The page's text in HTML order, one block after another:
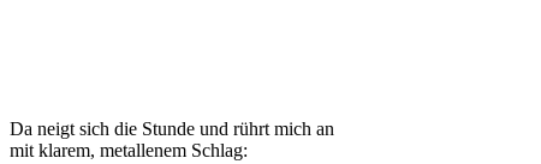
Da neigt sich die Stunde und rührt mich an
mit klarem, metallenem Schlag: